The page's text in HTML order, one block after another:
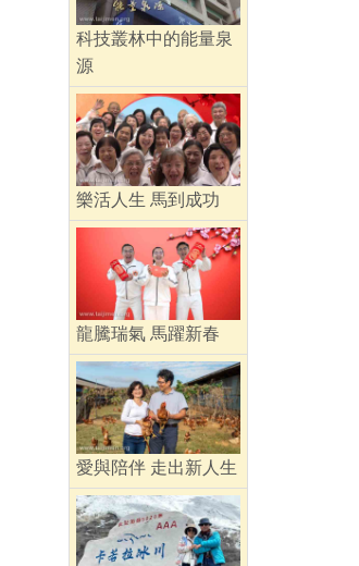
科技叢林中的能量泉
源
樂活人生 馬到成功
龍騰瑞氣 馬躍新春
愛與陪伴 走出新人生